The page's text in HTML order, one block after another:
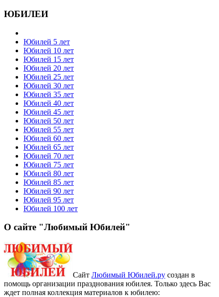
ЮБИЛЕИ
Юбилей 5 лет
Юбилей 10 лет
Юбилей 15 лет
Юбилей 20 лет
Юбилей 25 лет
Юбилей 30 лет
Юбилей 35 лет
Юбилей 40 лет
Юбилей 45 лет
Юбилей 50 лет
Юбилей 55 лет
Юбилей 60 лет
Юбилей 65 лет
Юбилей 70 лет
Юбилей 75 лет
Юбилей 80 лет
Юбилей 85 лет
Юбилей 90 лет
Юбилей 95 лет
Юбилей 100 лет
О сайте "Любимый Юбилей"
Сайт Любимый Юбилей.ру создан в
помощь организации празднования юбилея. Только здесь Вас
ждет полная коллекция материалов к юбилею: